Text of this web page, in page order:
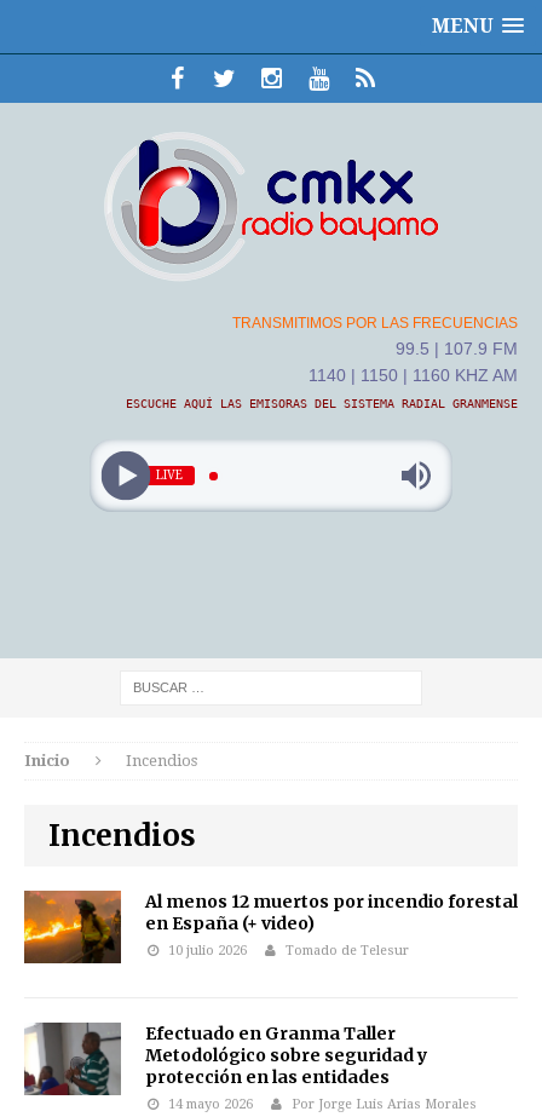
MENU
TRANSMITIMOS POR LAS FRECUENCIAS
99.5 | 107.9 FM
1140 | 1150 | 1160 KHZ AM
ESCUCHE AQUÍ LAS EMISORAS DEL SISTEMA RADIAL GRANMENSE
LIVE
Inicio Incendios
Incendios
Al menos 12 muertos por incendio forestal
en España (+ video)
10 julio 2026 Tomado de Telesur
Efectuado en Granma Taller
Metodológico sobre seguridad y
protección en las entidades
14 mayo 2026 Por Jorge Luis Arias Morales